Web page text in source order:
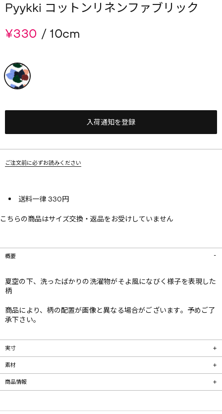
Pyykki コットンリネンファブリック
¥330 / 10cm
入荷通知を登録
ご注文前に必ずお読みください
送料一律 330円
こちらの商品はサイズ交換・返品をお受けしていません
概要
夏空の下、洗ったばかりの洗濯物がそよ風になびく様子を表現した
柄
商品により、柄の配置が画像と異なる場合がございます。予めご了
承下さい。
実寸
素材
商品情報